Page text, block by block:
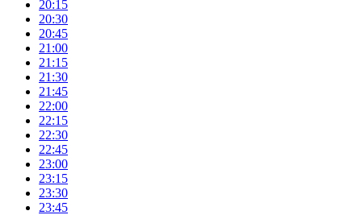
20:15
20:30
20:45
21:00
21:15
21:30
21:45
22:00
22:15
22:30
22:45
23:00
23:15
23:30
23:45